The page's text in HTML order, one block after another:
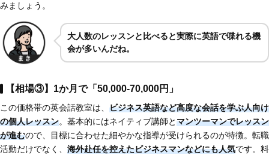
みましょう。
大人数のレッスンと比べると実際に英語で喋れる機
会が多いんだね。
【相場③】1か月で「50,000-70,000円」
この価格帯の英会話教室は、 ビジネス英語など高度な会話を学ぶ人向け
の個人レッスン。基本的にはネイティブ講師とマンツーマンでレッスン
が進むので、目標に合わせた細やかな指導が受けられるのが特徴。転職
活動だけでなく、 海外赴任を控えたビジネスマンなどにも人気です。料